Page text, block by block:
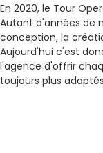
En 2020, le Tour
Autant d'années de
conception, la
Aujourd'hui c'est
l'agence d'offrir
toujours plus